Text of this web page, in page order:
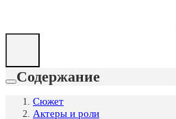
Содержание
Сюжет
Актеры и роли